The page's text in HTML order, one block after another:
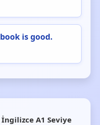
is good.
İngilizce A1 Seviye